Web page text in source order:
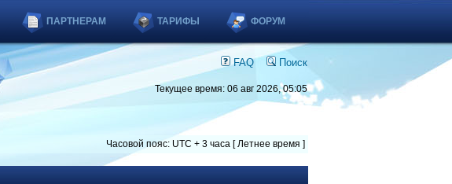
ПАРТНЕРАМ ТАРИФЫ ФОРУМ
FAQ Поиск
Текущее время: 06 авг 2026, 05:05
Часовой пояс: UTC + 3 часа [ Летнее время ]